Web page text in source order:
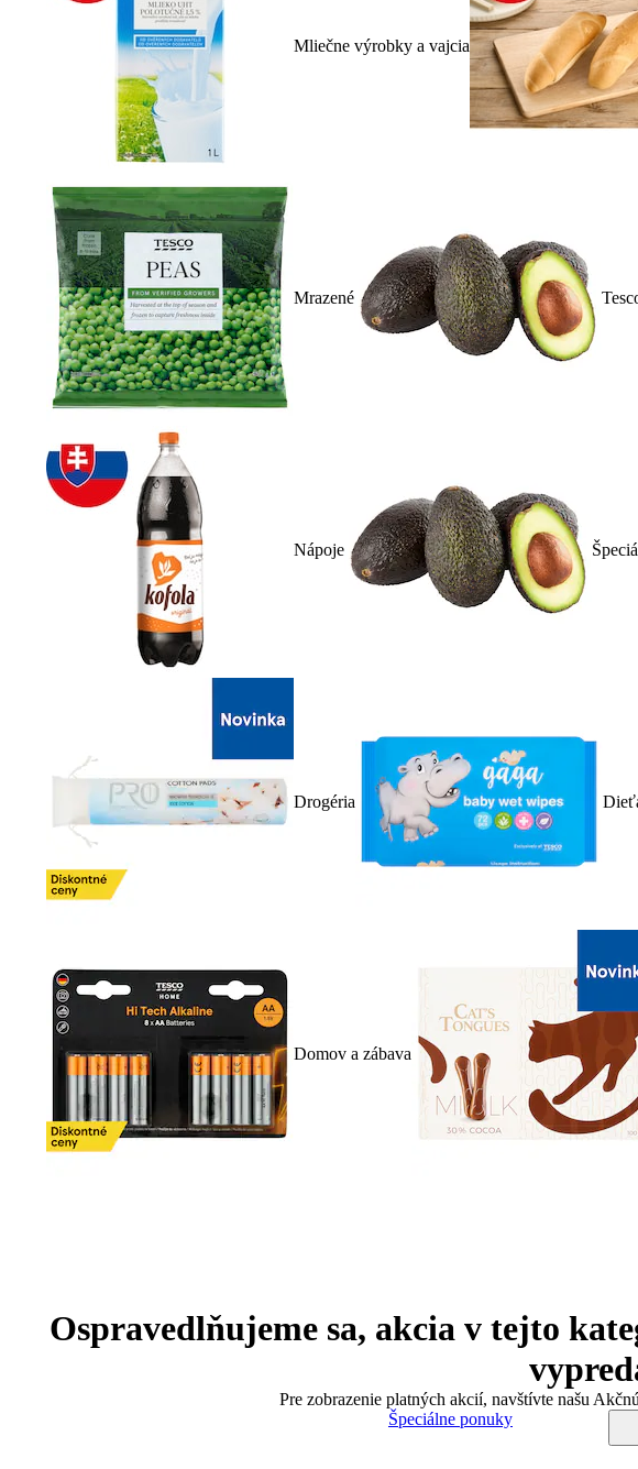
Mliečne výrobky a vajcia
Mrazené
Nápoje
Drogéria
Domov a zábava
Ospravedlňujeme sa, akcia v tejto
Pre zobrazenie platných akcií, navštívte našu
Špeciálne ponuky